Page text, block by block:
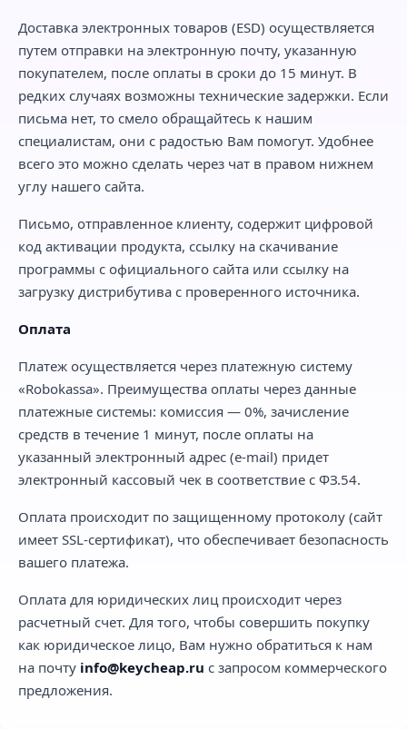
Доставка электронных товаров (ESD) осуществляется
путем отправки на электронную почту, указанную
покупателем, после оплаты в сроки до 15 минут. В
редких случаях возможны технические задержки. Если
письма нет, то смело обращайтесь к нашим
специалистам, они с радостью Вам помогут. Удобнее
всего это можно сделать через чат в правом нижнем
углу нашего сайта.
Письмо, отправленное клиенту, содержит цифровой
код активации продукта, ссылку на скачивание
программы с официального сайта или ссылку на
загрузку дистрибутива с проверенного источника.
Оплата
Платеж осуществляется через платежную систему
«Robokassa». Преимущества оплаты через данные
платежные системы: комиссия — 0%, зачисление
средств в течение 1 минут, после оплаты на
указанный электронный адрес (e-mail) придет
электронный кассовый чек в соответствие с ФЗ.54.
Оплата происходит по защищенному протоколу (сайт
имеет SSL-сертификат), что обеспечивает безопасность
вашего платежа.
Оплата для юридических лиц происходит через
расчетный счет. Для того, чтобы совершить покупку
как юридическое лицо, Вам нужно обратиться к нам
на почту info@keycheap.ru с запросом коммерческого
предложения.